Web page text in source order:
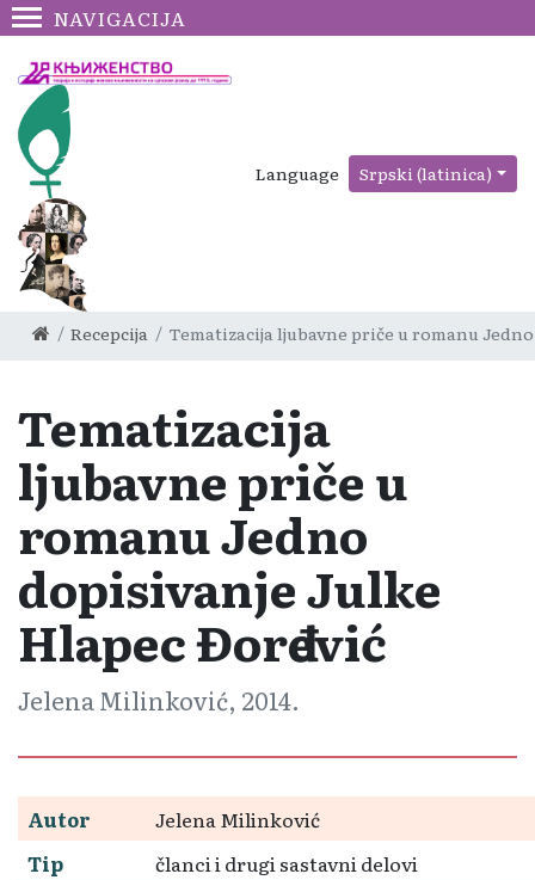
NAVIGACIJA
Language Srpski (latinica)
Recepcija Tematizacija ljubavne priče u romanu
Tematizacija
ljubavne priče u
romanu Jedno
dopisivanje Julke
Hlapec Đorđević
Jelena Milinković, 2014.
Autor
Jelena Milinković
Tip
članci i drugi sastavni delovi